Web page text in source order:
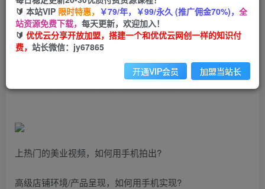
剪辑课程
优优云网创
2年前发布
关注 私信
918 125
零基础学习美甲睫视觉营销，美甲美睫手机拍摄剪辑课程
上热门的美业视频，如何用手机拍出?
高级店铺环境/产品呈现，如何用手机实现?
🔰 本站VIP 限时特惠， ￥79/年，￥99/永久 (推广佣金70%)， 全
站资源免费下载， 每天更新，欢迎加入！
🔰 优优云分享开放加盟，搭建一个和优优云网创一样的知识付
费， 站长微信：jy67865
开通VIP会员 加盟当站长